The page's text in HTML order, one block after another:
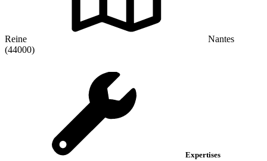
Reine
Nantes
(44000)
Expertises